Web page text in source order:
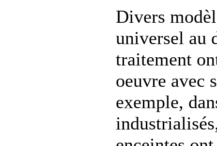
Divers
universel au
traitement
oeuvre avec
exemple,